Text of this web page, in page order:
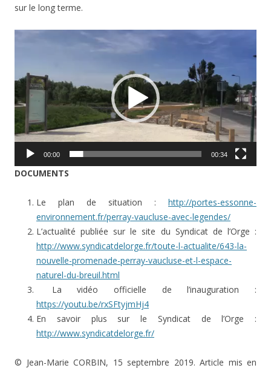
sur le long terme.
00:00 00:34
DOCUMENTS
Le plan de situation : http://portes-essonne-
environnement.fr/perray-vaucluse-avec-legendes/
L’actualité publiée sur le site du Syndicat de l’Orge :
http://www.syndicatdelorge.fr/toute-l-actualite/643-la-
nouvelle-promenade-perray-vaucluse-et-l-espace-
naturel-du-breuil.html
La vidéo officielle de l’inauguration :
https://youtu.be/rxSFtyjmHj4
En savoir plus sur le Syndicat de l’Orge :
http://www.syndicatdelorge.fr/
© Jean-Marie CORBIN, 15 septembre 2019. Article mis en